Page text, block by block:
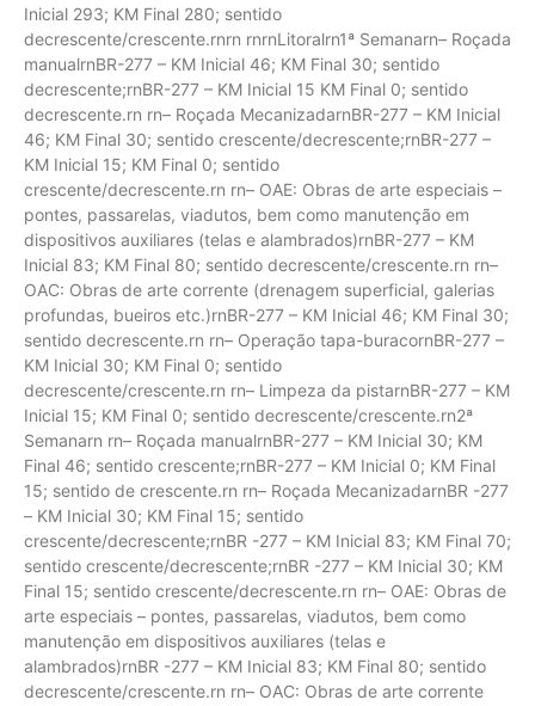
Inicial 293; KM Final 280; sentido
decrescente/crescente.rnrn rnrnLitoralrn1ª Semanarn– Roçada
manualrnBR-277 – KM Inicial 46; KM Final 30; sentido
decrescente;rnBR-277 – KM Inicial 15 KM Final 0; sentido
decrescente.rn rn– Roçada MecanizadarnBR-277 – KM Inicial
46; KM Final 30; sentido crescente/decrescente;rnBR-277 –
KM Inicial 15; KM Final 0; sentido
crescente/decrescente.rn rn– OAE: Obras de arte especiais –
pontes, passarelas, viadutos, bem como manutenção em
dispositivos auxiliares (telas e alambrados)rnBR-277 – KM
Inicial 83; KM Final 80; sentido decrescente/crescente.rn rn–
OAC: Obras de arte corrente (drenagem superficial, galerias
profundas, bueiros etc.)rnBR-277 – KM Inicial 46; KM Final 30;
sentido decrescente.rn rn– Operação tapa-buracornBR-277 –
KM Inicial 30; KM Final 0; sentido
decrescente/crescente.rn rn– Limpeza da pistarnBR-277 – KM
Inicial 15; KM Final 0; sentido decrescente/crescente.rn2ª
Semanarn rn– Roçada manualrnBR-277 – KM Inicial 30; KM
Final 46; sentido crescente;rnBR-277 – KM Inicial 0; KM Final
15; sentido de crescente.rn rn– Roçada MecanizadarnBR -277
– KM Inicial 30; KM Final 15; sentido
crescente/decrescente;rnBR -277 – KM Inicial 83; KM Final 70;
sentido crescente/decrescente;rnBR -277 – KM Inicial 30; KM
Final 15; sentido crescente/decrescente.rn rn– OAE: Obras de
arte especiais – pontes, passarelas, viadutos, bem como
manutenção em dispositivos auxiliares (telas e
alambrados)rnBR -277 – KM Inicial 83; KM Final 80; sentido
decrescente/crescente.rn rn– OAC: Obras de arte corrente